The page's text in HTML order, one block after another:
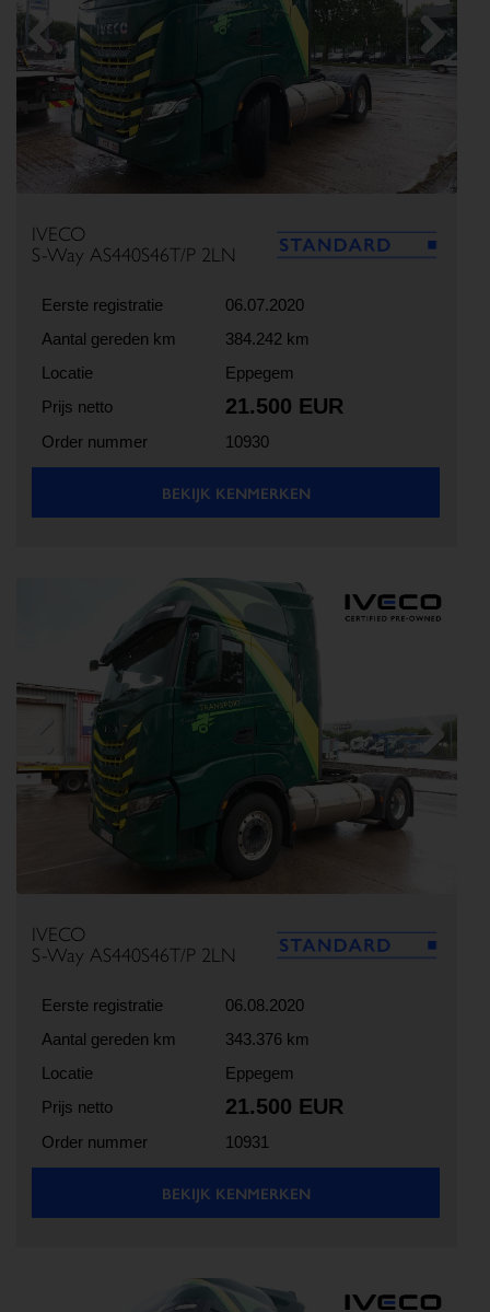
Previous Next
IVECO
S-Way AS440S46T/P 2LN
Eerste registratie
06.07.2020
Aantal gereden km
384.242 km
Locatie
Eppegem
Prijs netto
21.500 EUR
Order nummer 10930
BEKIJK KENMERKEN
Previous Next
IVECO
S-Way AS440S46T/P 2LN
Eerste registratie
06.08.2020
Aantal gereden km
343.376 km
Locatie
Eppegem
Prijs netto
21.500 EUR
Order nummer 10931
BEKIJK KENMERKEN